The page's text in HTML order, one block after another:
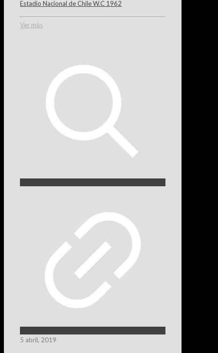
Estadio Nacional de Chile W.C 1962
Ver más
5 abril, 2019